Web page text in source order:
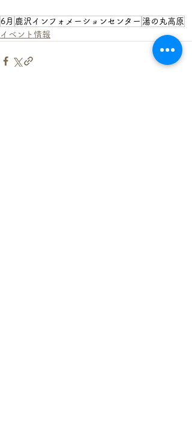
6月 鹿沢インフォメーションセンター 湯の丸高原
イベント情報